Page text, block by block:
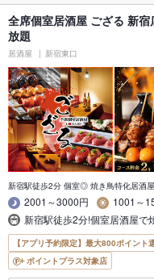
全席個室居酒屋 ござる 新
放題
居酒屋 新宿東口
新宿駅徒歩2分 個室◎ 焼き鳥特化居酒屋
2001～3000円
1001～
新宿駅徒歩2分!個室居酒屋で
【アプリ予約限定】最大800ポイント
ポイントプラス対象店